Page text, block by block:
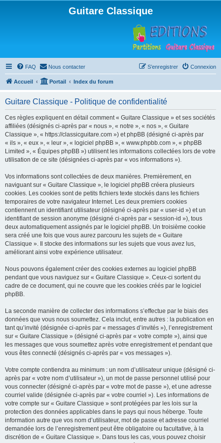
Guitare Classique
FAQ Nous contacter Connexion
S’enregistrer
Accueil Portail Index du forum
Guitare Classique - Politique de confidentialité
Ces règles expliquent en détail comment « Guitare Classique » et ses sociétés
affiliées (désignés ci-après par « nous », « notre », « nos », « Guitare
Classique », « https://classicguitare.com ») et phpBB (désigné ci-après par
« ils », « eux », « leur », « logiciel phpBB », « www.phpbb.com », « phpBB
Limited », « Équipes phpBB ») utilisent les informations collectées lors de votre
utilisation de ce site (désignées ci-après par « vos informations »).
Vos informations sont collectées de deux manières. Premièrement, en
naviguant sur « Guitare Classique », le logiciel phpBB créera plusieurs
cookies. Les cookies sont de petits fichiers texte stockés dans les fichiers
temporaires de votre navigateur Internet. Les deux premiers cookies
contiennent un identifiant utilisateur (désigné ci-après par « user-id ») et un
identifiant de session anonyme (désigné ci-après par « session-id »), tous
deux automatiquement assignés par le logiciel phpBB. Un troisième cookie
sera créé une fois que vous aurez parcouru les sujets de « Guitare
Classique ». Il stocke des informations sur les sujets que vous avez lus,
améliorant ainsi votre expérience utilisateur.
Nous pouvons également créer des cookies externes au logiciel phpBB
pendant que vous naviguez sur « Guitare Classique ». Ceux-ci sortent du
cadre de ce document, qui ne couvre que les cookies créés par le logiciel
phpBB.
La seconde manière de collecter des informations s’effectue par le biais des
données que vous nous soumettez. Cela inclut, entre autres : la publication en
tant qu’invité (désignée ci-après par « messages d’invités »), l’enregistrement
sur « Guitare Classique » (désigné ci-après par « votre compte »), ainsi que
les messages que vous soumettez après votre enregistrement et pendant que
vous êtes connecté (désignés ci-après par « vos messages »).
Votre compte contiendra au minimum : un nom d’utilisateur unique (désigné ci-
après par « votre nom d’utilisateur »), un mot de passe personnel utilisé pour
vous connecter (désigné ci-après par « votre mot de passe »), et une adresse
courriel valide (désignée ci-après par « votre courriel »). Les informations de
votre compte sur « Guitare Classique » sont protégées par les lois sur la
protection des données applicables dans le pays qui nous héberge. Toute
information autre que vos nom d’utilisateur, mot de passe et adresse courriel
demandée lors de l’enregistrement peut être obligatoire ou facultative, à la
discrétion de « Guitare Classique ». Dans tous les cas, vous pouvez choisir